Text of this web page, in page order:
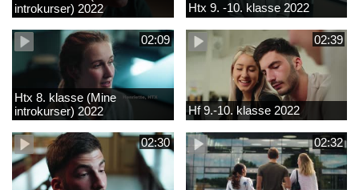
introkurser) 2022
Htx 9. -10. klasse 2022
02:09
Htx 8. klasse (Mine
introkurser) 2022
02:39
Hf 9.-10. klasse 2022
02:30 02:32